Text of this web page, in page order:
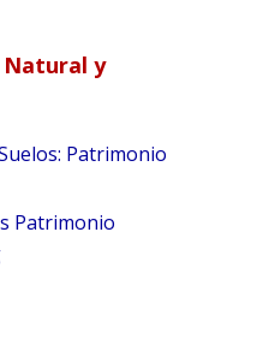
Natural y
Patrimonio
Patrimonio